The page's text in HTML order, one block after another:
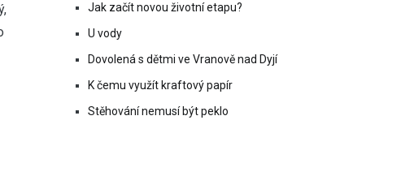
Jak začít novou životní etapu?
U vody
Dovolená s dětmi ve Vranově nad Dyjí
K čemu využít kraftový papír
Stěhování nemusí být peklo